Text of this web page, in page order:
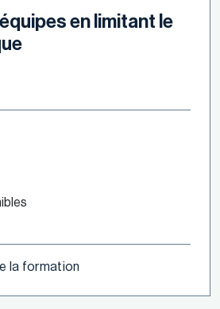
en limitant le
la formation